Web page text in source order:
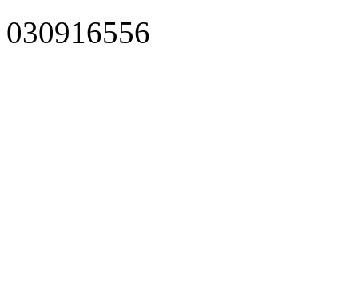
030916556